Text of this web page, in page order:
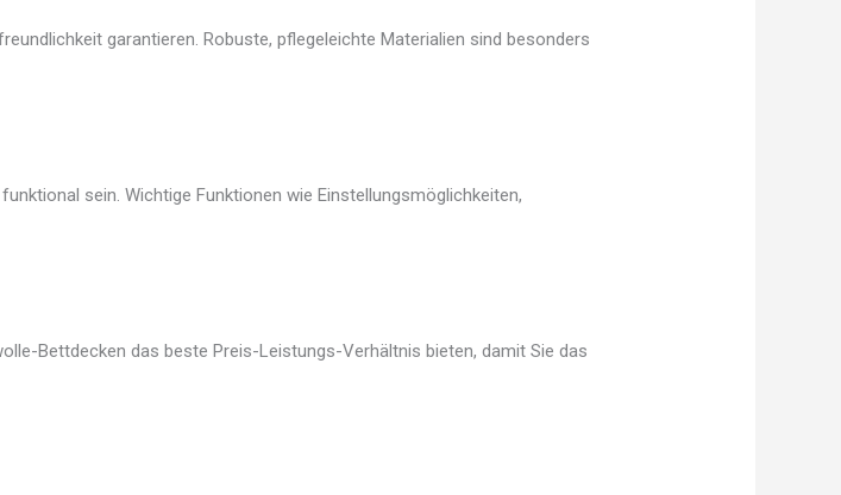
garantieren. Robuste, pflegeleichte Materialien sind besonders
sein. Wichtige Funktionen wie Einstellungsmöglichkeiten,
Bettdecken das beste Preis-Leistungs-Verhältnis bieten, damit Sie das